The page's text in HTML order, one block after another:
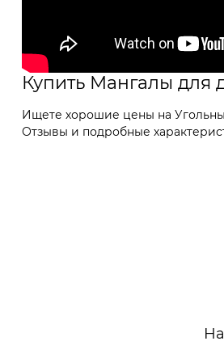
Купить Мангалы для
Ищете хорошие цены на
Отзывы и подробные